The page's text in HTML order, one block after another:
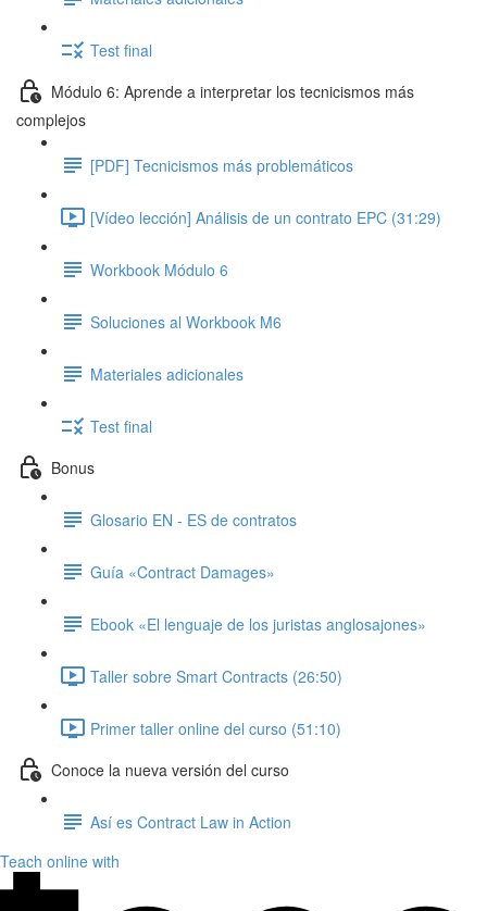
Test final
Módulo 6: Aprende a interpretar los tecnicismos más
complejos
[PDF] Tecnicismos más problemáticos
[Vídeo lección] Análisis de un contrato EPC (31:29)
Workbook Módulo 6
Soluciones al Workbook M6
Materiales adicionales
Test final
Bonus
Glosario EN - ES de contratos
Guía «Contract Damages»
Ebook «El lenguaje de los juristas anglosajones»
Taller sobre Smart Contracts (26:50)
Primer taller online del curso (51:10)
Conoce la nueva versión del curso
Así es Contract Law in Action
Teach online with